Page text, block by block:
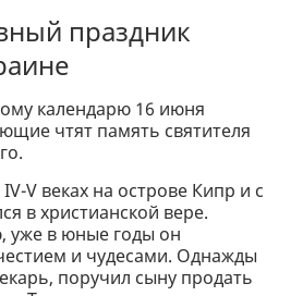
праздник
календарю 16 июня
чтят память святителя
V веках на острове Кипр и с
в христианской вере.
уже в юные годы он
и чудесами. Однажды
поручил сыну продать